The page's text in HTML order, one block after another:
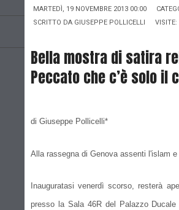
MARTEDÌ, 19 NOVEMBRE 2013 00:00
SCRITTO DA GIUSEPPE POLLICELLI VISITE:
Bella mostra di satira
Peccato che c’è solo il
di Giuseppe Pollicelli*
Alla rassegna di Genova assenti l'islam e
Inauguratasi venerdì scorso, resterà
presso la Sala 46R del Palazzo